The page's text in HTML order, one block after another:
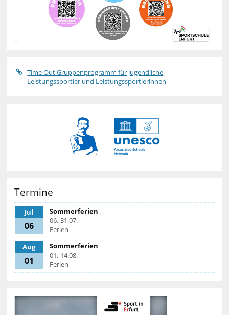
Time Out Gruppenprogramm für jugendliche
Leistungssportler und Leistungssportlerinnen
Termine
Jul
06
Sommerferien
06.-31.07.
Ferien
Aug
01
Sommerferien
01.-14.08.
Ferien